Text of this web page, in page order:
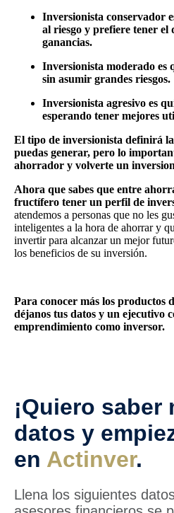
Inversionista conservador
al riesgo y prefiere tener el
ganancias.
Inversionista moderado es
sin asumir grandes riesgos.
Inversionista agresivo es
esperando tener mejores
El tipo de inversionista definirá
puedas generar, pero lo
ahorrador y volverte un
Ahora que sabes que entre
fructífero tener un perfil de
atendemos a personas que no les
inteligentes a la hora de ahorrar y
invertir para alcanzar un mejor
los beneficios de su inversión.
Para conocer más los productos
déjanos tus datos y un ejecutivo
emprendimiento como inversor.
¡Quiero saber
datos y
en Actinver.
Llena los siguientes